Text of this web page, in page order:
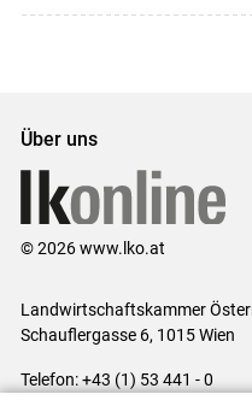
Über uns
© 2026 www.lko.at
Landwirtschaftskammer
Schauflergasse 6, 1015 Wien
Telefon:+43 (1) 53 441 - 0